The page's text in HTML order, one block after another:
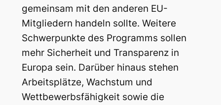
gemeinsam mit den anderen EU-
Mitgliedern handeln sollte. Weitere
Schwerpunkte des Programms sollen
mehr Sicherheit und Transparenz in
Europa sein. Darüber hinaus stehen
Arbeitsplätze, Wachstum und
Wettbewerbsfähigkeit sowie die